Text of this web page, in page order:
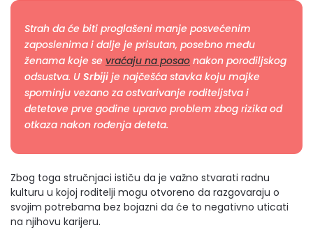
Strah da će biti proglašeni manje posvećenim
zaposlenima i dalje je prisutan, posebno među
ženama koje se vraćaju na posao nakon porodiljskog
odsustva. U Srbiji je najčešća stavka koju majke
spominju vezano za ostvarivanje roditeljstva i
detetove prve godine upravo problem zbog rizika od
otkaza nakon rođenja deteta.
Zbog toga stručnjaci ističu da je važno stvarati radnu
kulturu u kojoj roditelji mogu otvoreno da razgovaraju o
svojim potrebama bez bojazni da će to negativno uticati
na njihovu karijeru.